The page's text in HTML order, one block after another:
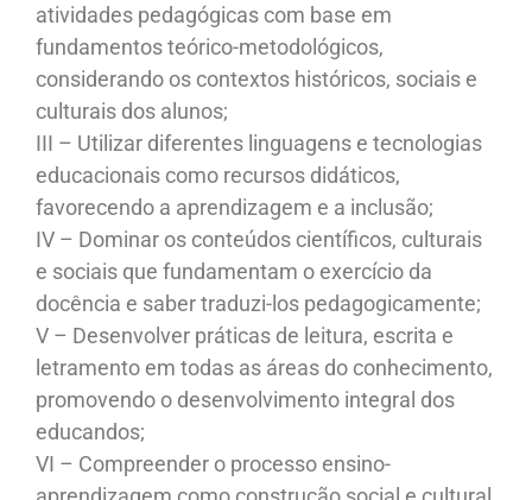
atividades pedagógicas com base em
fundamentos teórico-metodológicos,
considerando os contextos históricos, sociais e
culturais dos alunos;
III – Utilizar diferentes linguagens e tecnologias
educacionais como recursos didáticos,
favorecendo a aprendizagem e a inclusão;
IV – Dominar os conteúdos científicos, culturais
e sociais que fundamentam o exercício da
docência e saber traduzi-los pedagogicamente;
V – Desenvolver práticas de leitura, escrita e
letramento em todas as áreas do conhecimento,
promovendo o desenvolvimento integral dos
educandos;
VI – Compreender o processo ensino-